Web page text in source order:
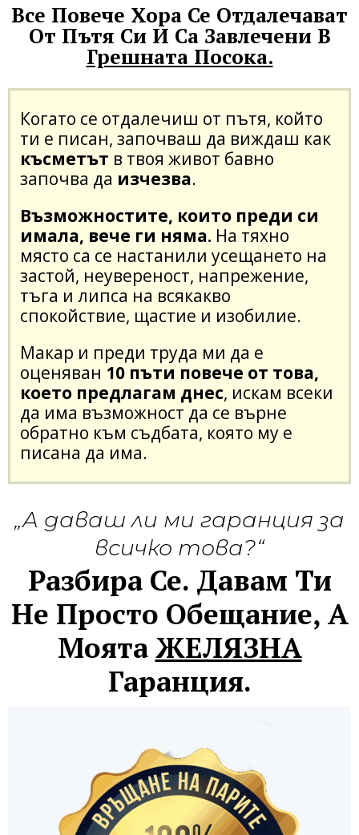
Все Повече Хора Се Отдалечават
От Пътя Си И Са Завлечени В
Грешната Посока.
Когато се отдалечиш от пътя, който
ти е писан, започваш да виждаш как
късметът в твоя живот бавно
започва да изчезва.
Възможностите, които преди си
имала, вече ги няма. На тяхно
място са се настанили усещането на
застой, неувереност, напрежение,
тъга и липса на всякакво
спокойствие, щастие и изобилие.
Макар и преди труда ми да е
оценяван 10 пъти повече от това,
което предлагам днес, искам всеки
да има възможност да се върне
обратно към съдбата, която му е
писана да има.
„А даваш ли ми гаранция за
всичко това?“
Разбира Се. Давам Ти
Не Просто Обещание, А
МоятаЖЕЛЯЗНА
Гаранция.